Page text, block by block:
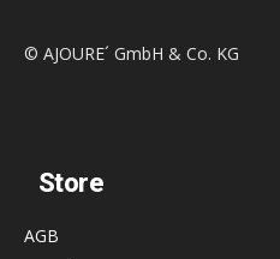
© AJOURE´ GmbH & Co. KG
Store
AGB